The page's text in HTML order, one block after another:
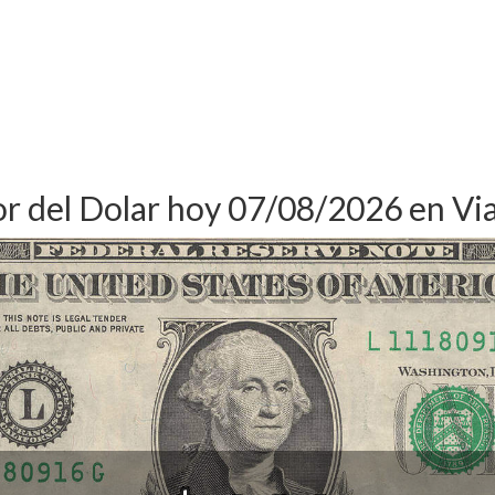
del Dolar hoy 07/08/2026 en